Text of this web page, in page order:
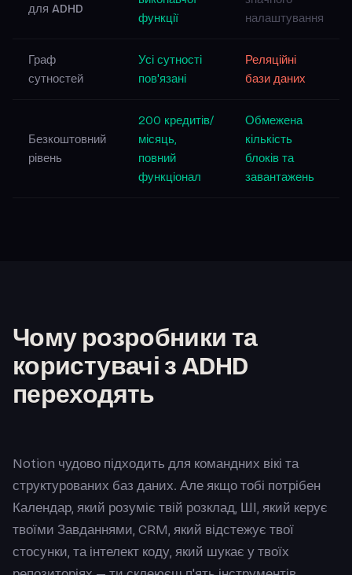
для ADHD
функції
налаштування
Граф
сутностей
Усі сутності
пов'язані
Реляційні
бази даних
Безкоштовний
рівень
200 кредитів/
місяць,
повний
функціонал
Обмежена
кількість
блоків та
завантажень
Чому розробники та
користувачі з ADHD
переходять
Notion чудово підходить для командних вікі та
структурованих баз даних. Але якщо тобі потрібен
Календар, який розуміє твій розклад, ШІ, який керує
твоїми Завданнями, CRM, який відстежує твої
стосунки, та інтелект коду, який шукає у твоїх